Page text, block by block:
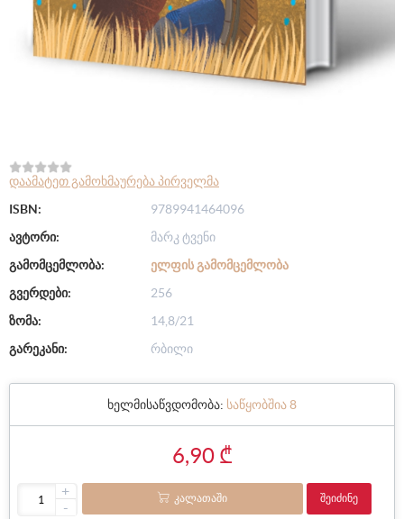
დაამატეთ გამოხმაურება პირველმა
ISBN:
9789941464096
ავტორი:
მარკ ტვენი
გამომცემლობა:
ᲔᲚᲤᲘᲡ ᲒᲐᲛᲝᲛᲪᲔᲛᲚᲝᲑᲐ
გვერდები:
256
ზომა:
14,8/21
გარეკანი:
რბილი
ხელმისაწვდომობა: საწყობშია 8
6,90 ₾
+
-
ᲙᲐᲚᲐᲗᲐᲨᲘ ᲨᲔᲘᲫᲘᲜᲔ